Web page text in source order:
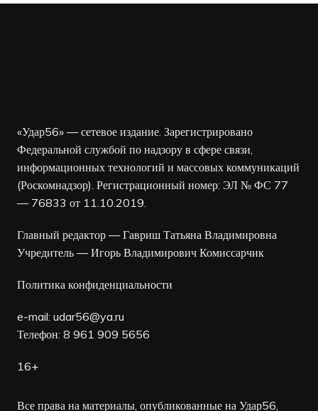
«Удар56» — сетевое издание. Зарегистрировано
Федеральной службой по надзору в сфере связи,
информационных технологий и массовых коммуникаций
(Роскомнадзор). Регистрационный номер: ЭЛ № ФС 77
— 76833 от 11.10.2019.
Главный редактор — Гавриш Татьяна Владимировна
Учредитель — Игорь Владимирович Комиссарчик
Политика конфиденциальности
e-mail: udar56@ya.ru
Телефон: 8 961 909 5656
16+
Все права на материалы, опубликованные на Удар56,